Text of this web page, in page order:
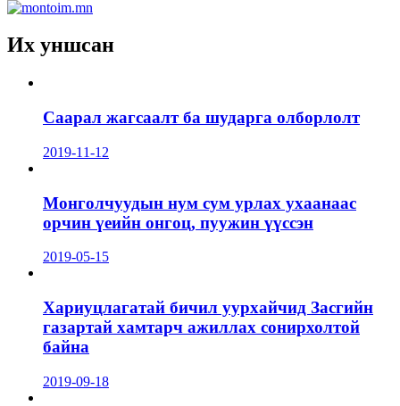
Их уншсан
Саарал жагсаалт ба шударга олборлолт
2019-11-12
Монголчуудын нум сум урлах ухаанаас
орчин үеийн онгоц, пуужин үүссэн
2019-05-15
Хариуцлагатай бичил уурхайчид Засгийн
газартай хамтарч ажиллах сонирхолтой
байна
2019-09-18